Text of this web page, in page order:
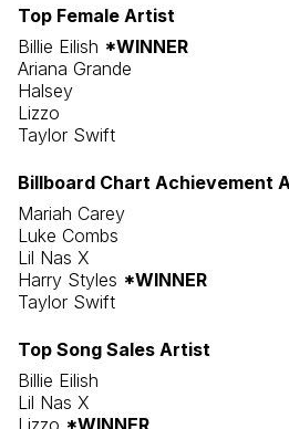
Top Female Artist
Billie Eilish *WINNER
Ariana Grande
Halsey
Lizzo
Taylor Swift
Billboard Chart Achievement
Mariah Carey
Luke Combs
Lil Nas X
Harry Styles *WINNER
Taylor Swift
Top Song Sales Artist
Billie Eilish
Lil Nas X
Lizzo *WINNER